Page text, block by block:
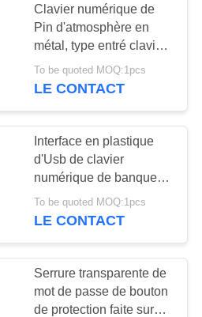
Clavier numérique de
Pin d'atmosphère en
métal, type entré clavier
numérique de mot de
passe pour le kiosque
To be quoted MOQ:1pcs
LE CONTACT
Interface en plastique
d'Usb de clavier
numérique de banque
de compteur de mot de
passe d'entrée avec
To be quoted MOQ:1pcs
LE CONTACT
Serrure transparente de
mot de passe de bouton
de protection faite sur